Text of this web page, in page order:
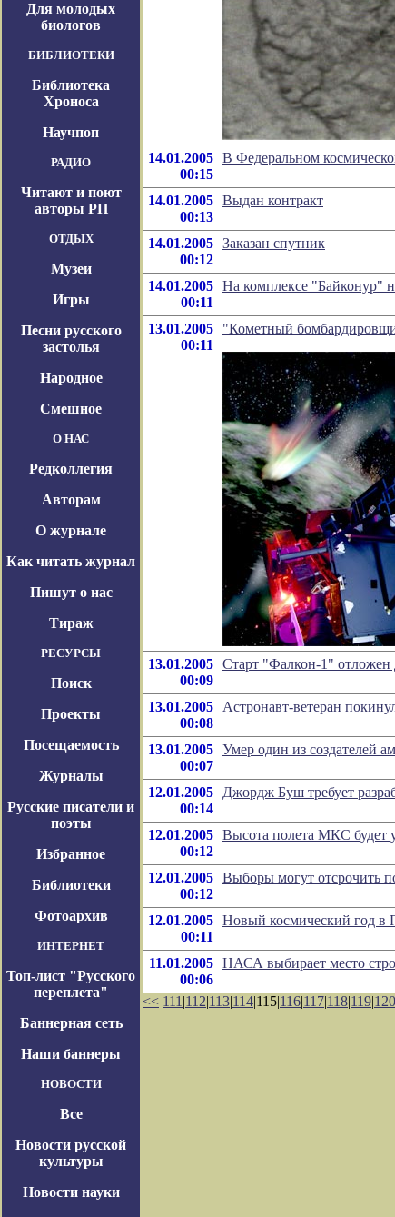
Для молодых
биологов
БИБЛИОТЕКИ
Библиотека
Хроноса
Научпоп
РАДИО
Читают и поют
авторы РП
ОТДЫХ
Музеи
Игры
Песни русского
застолья
Народное
Смешное
О НАС
Редколлегия
Авторам
О журнале
Как читать журнал
Пишут о нас
Тираж
РЕСУРСЫ
Поиск
Проекты
Посещаемость
Журналы
Русские писатели и
поэты
Избранное
Библиотеки
Фотоархив
ИНТЕРНЕТ
Топ-лист "Русского
переплета"
Баннерная сеть
Наши баннеры
НОВОСТИ
Все
Новости русской
культуры
Новости науки
14.01.2005
00:15
В Федеральном
14.01.2005
00:13
Выдан контракт
14.01.2005
00:12
Заказан спутник
14.01.2005
00:11
На комплексе "Байконур"
13.01.2005
00:11
"Кометный
13.01.2005
00:09
Старт "Фалкон-1" отложен
13.01.2005
00:08
Астронавт-ветеран
13.01.2005
00:07
Умер один из создателей
12.01.2005
00:14
Джордж Буш требует
12.01.2005
00:12
Высота полета МКС будет
12.01.2005
00:12
Выборы могут отсрочить
12.01.2005
00:11
Новый космический год в
11.01.2005
00:06
НАСА выбирает место
<< 111 |112|113|114|115|116|117|118|119|120